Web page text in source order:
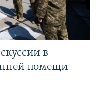
в
помощи